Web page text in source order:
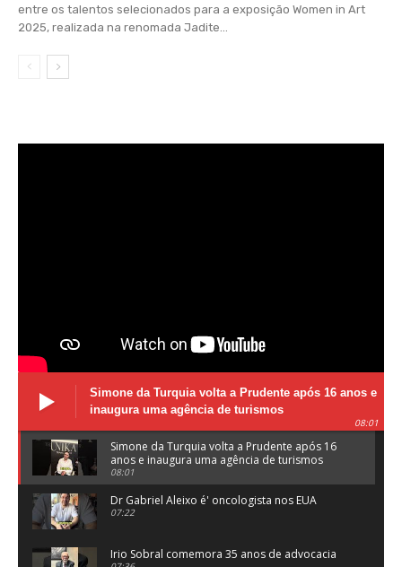
entre os talentos selecionados para a exposição Women in Art
2025, realizada na renomada Jadite...
Simone da Turquia volta a Prudente após 16 anos e
inaugura uma agência de turismos
08:01
Simone da Turquia volta a Prudente após 16
anos e inaugura uma agência de turismos
08:01
Dr Gabriel Aleixo é' oncologista nos EUA
07:22
Irio Sobral comemora 35 anos de advocacia